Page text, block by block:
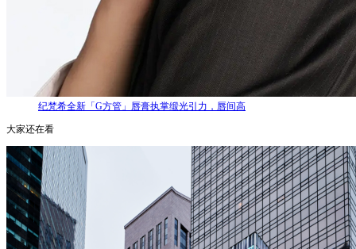
纪梵希全新「G方管」唇膏执掌缎光引力，唇间高
大家还在看